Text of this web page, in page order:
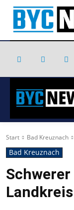
Start Bad Kreuznach
Bad Kreuznach